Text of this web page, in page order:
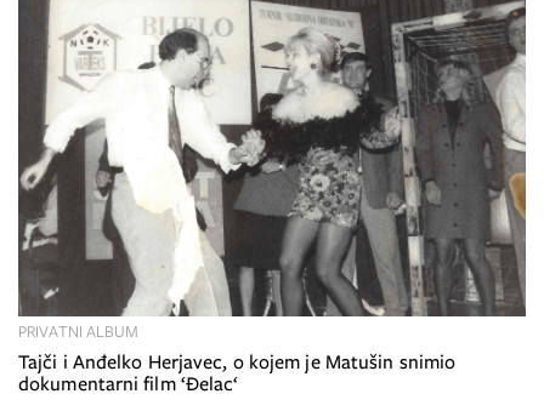
Tajči i Anđelko Herjavec, o kojem je Matušin snimio
dokumentarni film ‘Đelac‘
PRIVATNI ALBUM